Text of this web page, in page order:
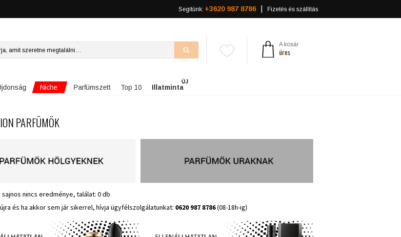
Segítünk: +3620 987 8786 Fizetés és szállítás
A kosár
üres
Niche Parfümszett Top 10 Illatminta
ÚJ
PARFÜMÖK
nincs eredménye, találat: 0 db
és ha akkor sem jár sikerrel, hívja ügyfélszolgálatunkat: 0620 987 8786(08-18h-ig)